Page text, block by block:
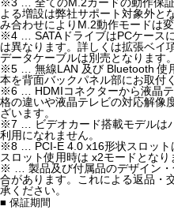
よる増設は弊社サポート対象外と
み合わせによりM.2動作モードは変
※4 … SATAドライブはPCケース
は異なります。詳しくは拡張ベイ
データケーブルは別売となります。
※5 … 無線LAN 及び Bluetooth 使
本を背面バックパネル部にお取付
※6 … HDMIコネクターから液晶
格の違いや液晶テレビの対応解像
ざいます。
※7 … ビデオカード搭載モデルは
利用になれません。
※8 … PCI-E 4.0 x16形状スロット
スロット使用時は x2モードとなり
※ … 製品及び付属品のデザイン・
合があります。これによる返品・
承ください。
■ 保証期間